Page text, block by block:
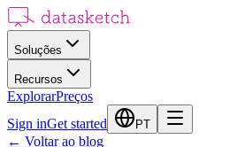
Soluções
Recursos
ExplorarPreços
Sign inGet started PT
← Voltar ao blog